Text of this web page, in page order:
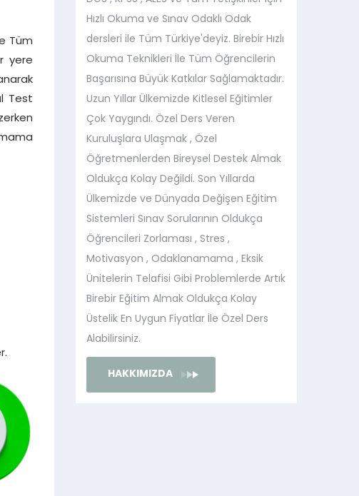
Tüm
yere
Test
Hızlı Okuma ve Sınav Odaklı Odak
dersleri ile Tüm Türkiye'deyiz. Birebir Hızlı
Okuma Teknikleri İle Tüm Öğrencilerin
Başarısına Büyük Katkılar Sağlamaktadır.
Uzun Yıllar Ülkemizde Kitlesel Eğitimler
Çok Yaygındı. Özel Ders Veren
Kuruluşlara Ulaşmak , Özel
Öğretmenlerden Bireysel Destek Almak
Oldukça Kolay Değildi. Son Yıllarda
Ülkemizde ve Dünyada Değişen Eğitim
Sistemleri Sınav Sorularının Oldukça
Öğrencileri Zorlaması , Stres ,
Motivasyon , Odaklanamama , Eksik
Ünitelerin Telafisi Gibi Problemlerde Artık
Birebir Eğitim Almak Oldukça Kolay
Üstelik En Uygun Fiyatlar İle Özel Ders
Alabilirsiniz.
HAKKIMIZDA